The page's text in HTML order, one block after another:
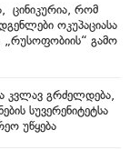
ცინიკურია, რომ
ოკუპაციასა
„რუსოფობიის“ გამო
კვლავ გრძელდება,
სუვერენიტეტსა
უწყება